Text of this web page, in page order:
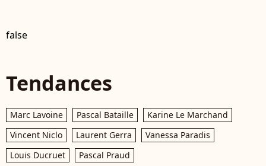
false
Tendances
Marc Lavoine Pascal Bataille
Karine Le Marchand
Vincent Niclo
Laurent Gerra
Vanessa Paradis
Louis Ducruet
Pascal Praud